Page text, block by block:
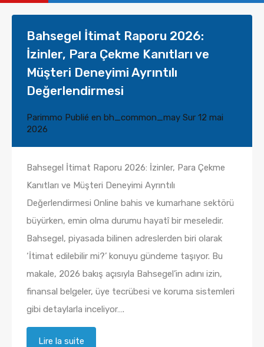
Bahsegel İtimat Raporu 2026:
İzinler, Para Çekme Kanıtları ve
Müşteri Deneyimi Ayrıntılı
Değerlendirmesi
Parimmo Publié en bh_common_may Sur 12 mai
2026
Bahsegel İtimat Raporu 2026: İzinler, Para Çekme
Kanıtları ve Müşteri Deneyimi Ayrıntılı
Değerlendirmesi Online bahis ve kumarhane sektörü
büyürken, emin olma durumu hayatî bir meseledir.
Bahsegel, piyasada bilinen adreslerden biri olarak
‘İtimat edilebilir mi?’ konuyu gündeme taşıyor. Bu
makale, 2026 bakış açısıyla Bahsegel’in adını izin,
finansal belgeler, üye tecrübesi ve koruma sistemleri
gibi detaylarla inceliyor….
Lire la suite